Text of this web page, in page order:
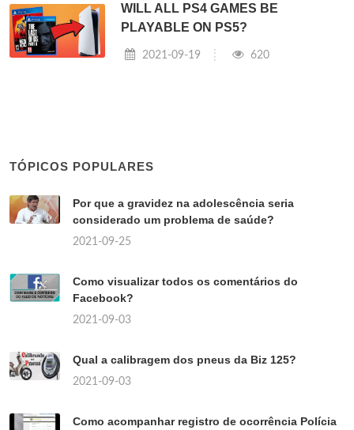
WILL ALL PS4 GAMES BE
PLAYABLE ON PS5?
2021-09-19 620
TÓPICOS POPULARES
Por que a gravidez na adolescência seria
considerado um problema de saúde?
2021-09-25
Como visualizar todos os comentários do
Facebook?
2021-09-03
Qual a calibragem dos pneus da Biz 125?
2021-09-03
Como acompanhar registro de ocorrência Polícia